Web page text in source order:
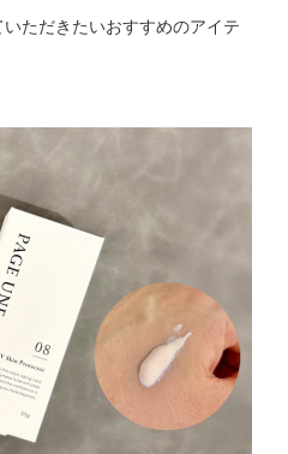
ただきたいおすすめのアイテ